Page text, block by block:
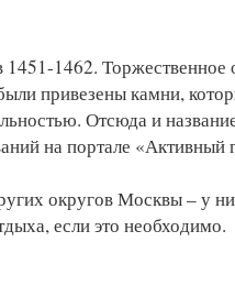
1462. Торжественное
привезены камни,
Отсюда и
на портале «Активный
округов Москвы – у
если это необходимо.